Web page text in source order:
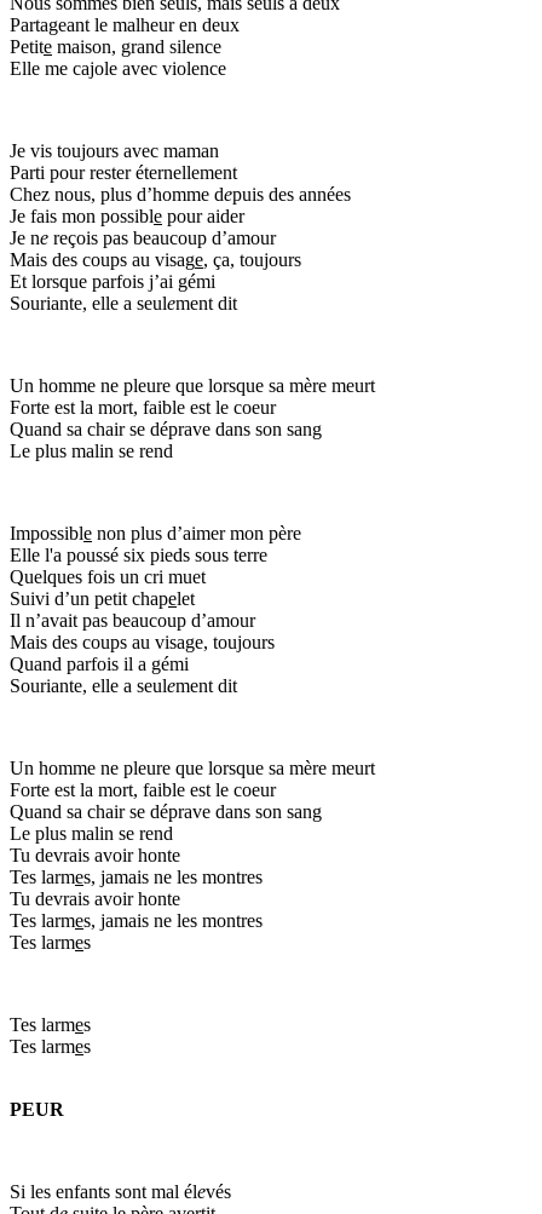
Partageant le malheur en deux
Petite maison, grand silence
Elle me cajole avec violence
Je vis toujours avec maman
Parti pour rester éternellement
Chez nous, plus d’homme depuis des années
Je fais mon possible pour aider
Je ne reçois pas beaucoup d’amour
Mais des coups au visage, ça, toujours
Et lorsque parfois j’ai gémi
Souriante, elle a seulement dit
Un homme ne pleure que lorsque sa mère meurt
Forte est la mort, faible est le coeur
Quand sa chair se déprave dans son sang
Le plus malin se rend
Impossible non plus d’aimer mon père
Elle l'a poussé six pieds sous terre
Quelques fois un cri muet
Suivi d’un petit chapelet
Il n’avait pas beaucoup d’amour
Mais des coups au visage, toujours
Quand parfois il a gémi
Souriante, elle a seulement dit
Un homme ne pleure que lorsque sa mère meurt
Forte est la mort, faible est le coeur
Quand sa chair se déprave dans son sang
Le plus malin se rend
Tu devrais avoir honte
Tes larmes, jamais ne les montres
Tu devrais avoir honte
Tes larmes, jamais ne les montres
Tes larmes
Tes larmes
Tes larmes
PEUR
Si les enfants sont mal élevés